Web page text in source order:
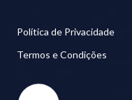
Política de Privacidade
Termos e Condições